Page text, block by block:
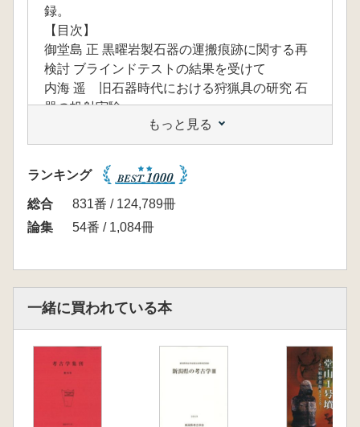
録。
【目次】
御堂島 正 黒曜岩製石器の運搬痕跡に関する再
検討 ブラインドテストの結果を受けて
内海 遥 旧石器時代における狩猟具の研究 石
器の投射実験
田中浩江 黒曜石原産地直下の縄文集落につい
て 長野県立科町大庭遺跡の再評価に向けて
生山優実 縄文時代前期末の気候変動期におけ
る社会変化
谷藤保彦 長野県飯山市田草川尻遺跡出土の縄
文時代前期初頭土器の検討
塚田良道 三昧塚古墳出土冠の装飾文様
深沢くみ 亀甲繋文の二系列
大川敬夫 塔の基壇構造について 特に掘込地
業を中心として
近沢恒典 都城盆地における古代土器編年につ
もっと見る
ランキング
総合
831番 / 124,789冊
論集
54番 / 1,084冊
一緒に買われている本